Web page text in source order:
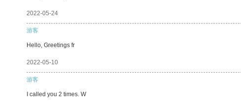
2022-05-24
游客
Hello, Greetings fr
2022-05-10
游客
I called you 2 times. W